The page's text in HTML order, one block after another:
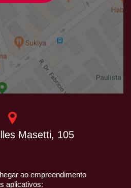
Masetti, 105
ao empreendimento
aplicativos: